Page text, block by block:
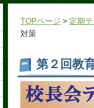
TOPページ > 定期
対策
第２回教